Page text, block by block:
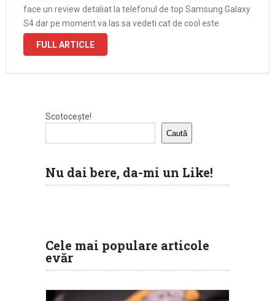
face un review detaliat la telefonul de top Samsung Galaxy
S4 dar pe moment va las sa vedeti cat de cool este
aceasta …
FULL ARTICLE
Scotocește!
Caută
Nu dai bere, da-mi un Like!
Cele mai populare articole
evăr